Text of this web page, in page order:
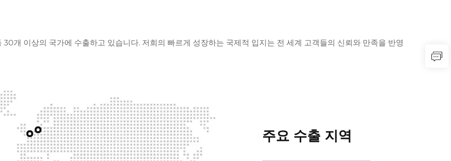
30개 이상의 국가에 수출하고 있습니다. 저희의 빠르게 성장하는 국제적 입지는 전 세계 고객들의 신뢰와 만족을 반영
주요 수출 지역